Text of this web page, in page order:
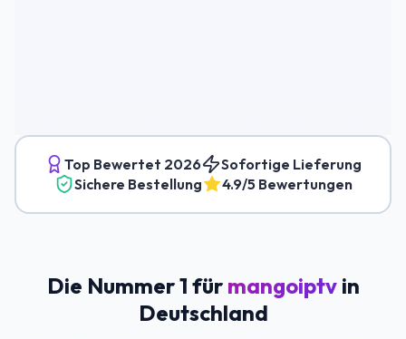
Top Bewertet 2026
Sofortige Lieferung
Sichere Bestellung
4.9/5 Bewertungen
Die Nummer 1 für mangoiptvin
Deutschland